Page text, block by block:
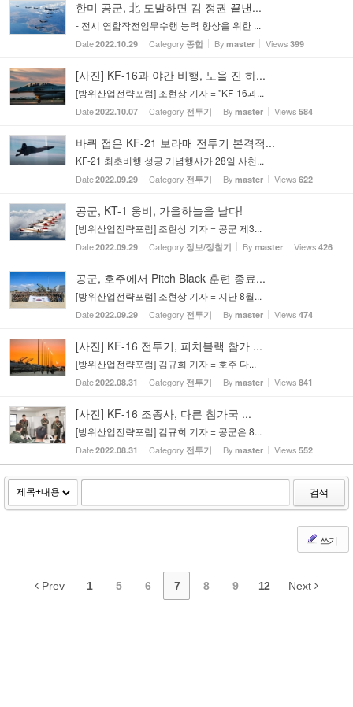
한미 공군, 北 도발하면 김 정권 끝낸...
- 전시 연합작전임무수행 능력 향상을 위한 ...
Date2022.10.29 Category 종합 By master Views 399
[사진] KF-16과 야간 비행, 노을 진 하...
[방위산업전략포럼] 조현상 기자 = "KF-16과...
Date2022.10.07 Category 전투기 By master Views 584
바퀴 접은 KF-21 보라매 전투기 본격적...
KF-21 최초비행 성공 기념행사가 28일 사천...
Date2022.09.29 Category 전투기 By master Views 622
공군, KT-1 웅비, 가을하늘을 날다!
[방위산업전략포럼] 조현상 기자 = 공군 제3...
Date2022.09.29 Category 정보/정찰기 By master Views 426
공군, 호주에서 Pitch Black 훈련 종료...
[방위산업전략포럼] 조현상 기자 = 지난 8월...
Date2022.09.29 Category 전투기 By master Views 474
[사진] KF-16 전투기, 피치블랙 참가 ...
[방위산업전략포럼] 김규희 기자 = 호주 다...
Date2022.08.31 Category 전투기 By master Views 841
[사진] KF-16 조종사, 다른 참가국 ...
[방위산업전략포럼] 김규희 기자 = 공군은 8...
Date2022.08.31 Category 전투기 By master Views 552
검색
쓰기
Prev 1 5 6 7 8 9 12 Next